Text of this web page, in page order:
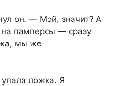
он. — Мой, значит? А
памперсы — сразу
мы же
упала ложка. Я